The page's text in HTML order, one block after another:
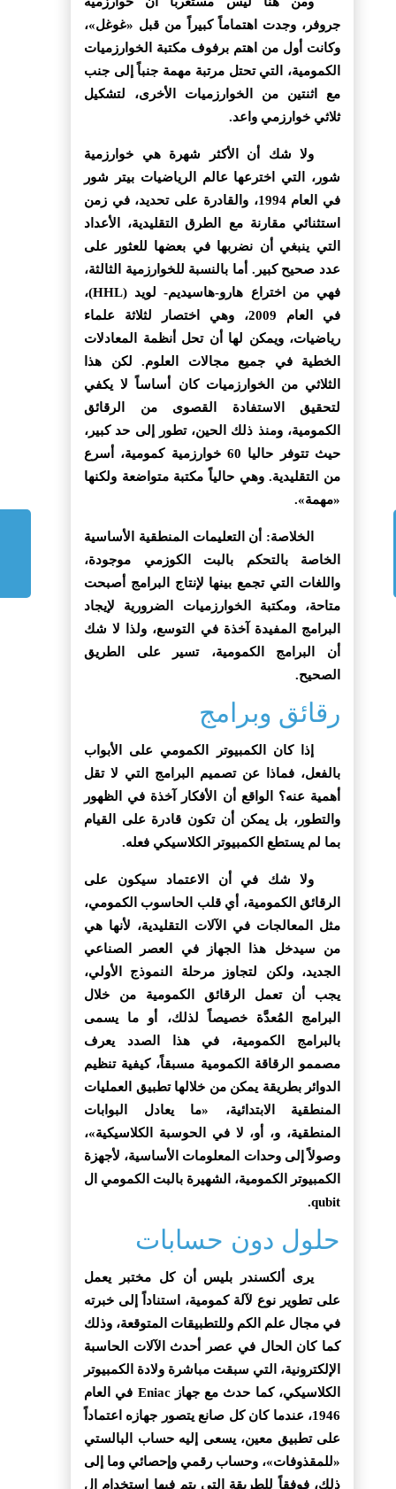
جروفر، وجدت اهتماماً كبيراً من قبل «غوغل»،
وكانت أول من اهتم برفوف مكتبة الخوارزميات
الكمومية، التي تحتل مرتبة مهمة جنباً إلى جنب
مع اثنتين من الخوارزميات الأخرى، لتشكيل
ثلاثي خوارزمي واعد.
ولا شك أن الأكثر شهرة هي خوارزمية
شور، التي اخترعها عالم الرياضيات بيتر شور
في العام 1994، والقادرة على تحديد، في زمن
استثنائي مقارنة مع الطرق التقليدية، الأعداد
التي ينبغي أن نضربها في بعضها للعثور على
عدد صحيح كبير. أما بالنسبة للخوارزمية الثالثة،
فهي من اختراع هارو-هاسيديم- لويد (HHL)،
في العام 2009، وهي اختصار لثلاثة علماء
رياضيات، ويمكن لها أن تحل أنظمة المعادلات
الخطية في جميع مجالات العلوم. لكن هذا
الثلاثي من الخوارزميات كان أساساً لا يكفي
لتحقيق الاستفادة القصوى من الرقائق
الكمومية، ومنذ ذلك الحين، تطور إلى حد كبير،
حيث تتوفر حاليا 60 خوارزمية كمومية، أسرع
من التقليدية. وهي حالياً مكتبة متواضعة ولكنها
«مهمة».
الخلاصة: أن التعليمات المنطقية الأساسية
الخاصة بالتحكم بالبت الكوزمي موجودة،
واللغات التي تجمع بينها لإنتاج البرامج أصبحت
متاحة، ومكتبة الخوارزميات الضرورية لإيجاد
البرامج المفيدة آخذة في التوسع، ولذا لا شك
أن البرامج الكمومية، تسير على الطريق
الصحيح.
رقائق وبرامج
إذا كان الكمبيوتر الكمومي على الأبواب
بالفعل، فماذا عن تصميم البرامج التي لا تقل
أهمية عنه؟ الواقع أن الأفكار آخذة في الظهور
والتطور، بل يمكن أن تكون قادرة على القيام
بما لم يستطع الكمبيوتر الكلاسيكي فعله.
ولا شك في أن الاعتماد سيكون على
الرقائق الكمومية، أي قلب الحاسوب الكمومي،
مثل المعالجات في الآلات التقليدية، لأنها هي
من سيدخل هذا الجهاز في العصر الصناعي
الجديد، ولكن لتجاوز مرحلة النموذج الأولي،
يجب أن تعمل الرقائق الكمومية من خلال
البرامج المُعدَّة خصيصاً لذلك، أو ما يسمى
بالبرامج الكمومية، في هذا الصدد يعرف
مصممو الرقاقة الكمومية مسبقاً، كيفية تنظيم
الدوائر بطريقة يمكن من خلالها تطبيق العمليات
المنطقية الابتدائية، «ما يعادل البوابات
المنطقية، و، أو، لا في الحوسبة الكلاسيكية»،
وصولاً إلى وحدات المعلومات الأساسية، لأجهزة
الكمبيوتر الكمومية، الشهيرة بالبت الكمومي ال
qubit.
حلول دون حسابات
يرى ألكسندر بليس أن كل مختبر يعمل
على تطوير نوع لآلة كمومية، استناداً إلى خبرته
في مجال علم الكم وللتطبيقات المتوقعة، وذلك
كما كان الحال في عصر أحدث الآلات الحاسبة
الإلكترونية، التي سبقت مباشرة ولادة الكمبيوتر
الكلاسيكي، كما حدث مع جهاز Eniac في العام
1946، عندما كان كل صانع يتصور جهازه اعتماداً
على تطبيق معين، يسعى إليه حساب البالستي
«للمقذوفات»، وحساب رقمي وإحصائي وما إلى
ذلك، فوفقاً للطريقة التي يتم فيها استخدام ال